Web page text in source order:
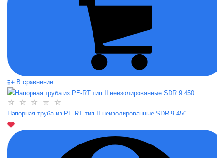
В сравнение
Напорная труба из PE-RT тип II неизолированные SDR 9 450